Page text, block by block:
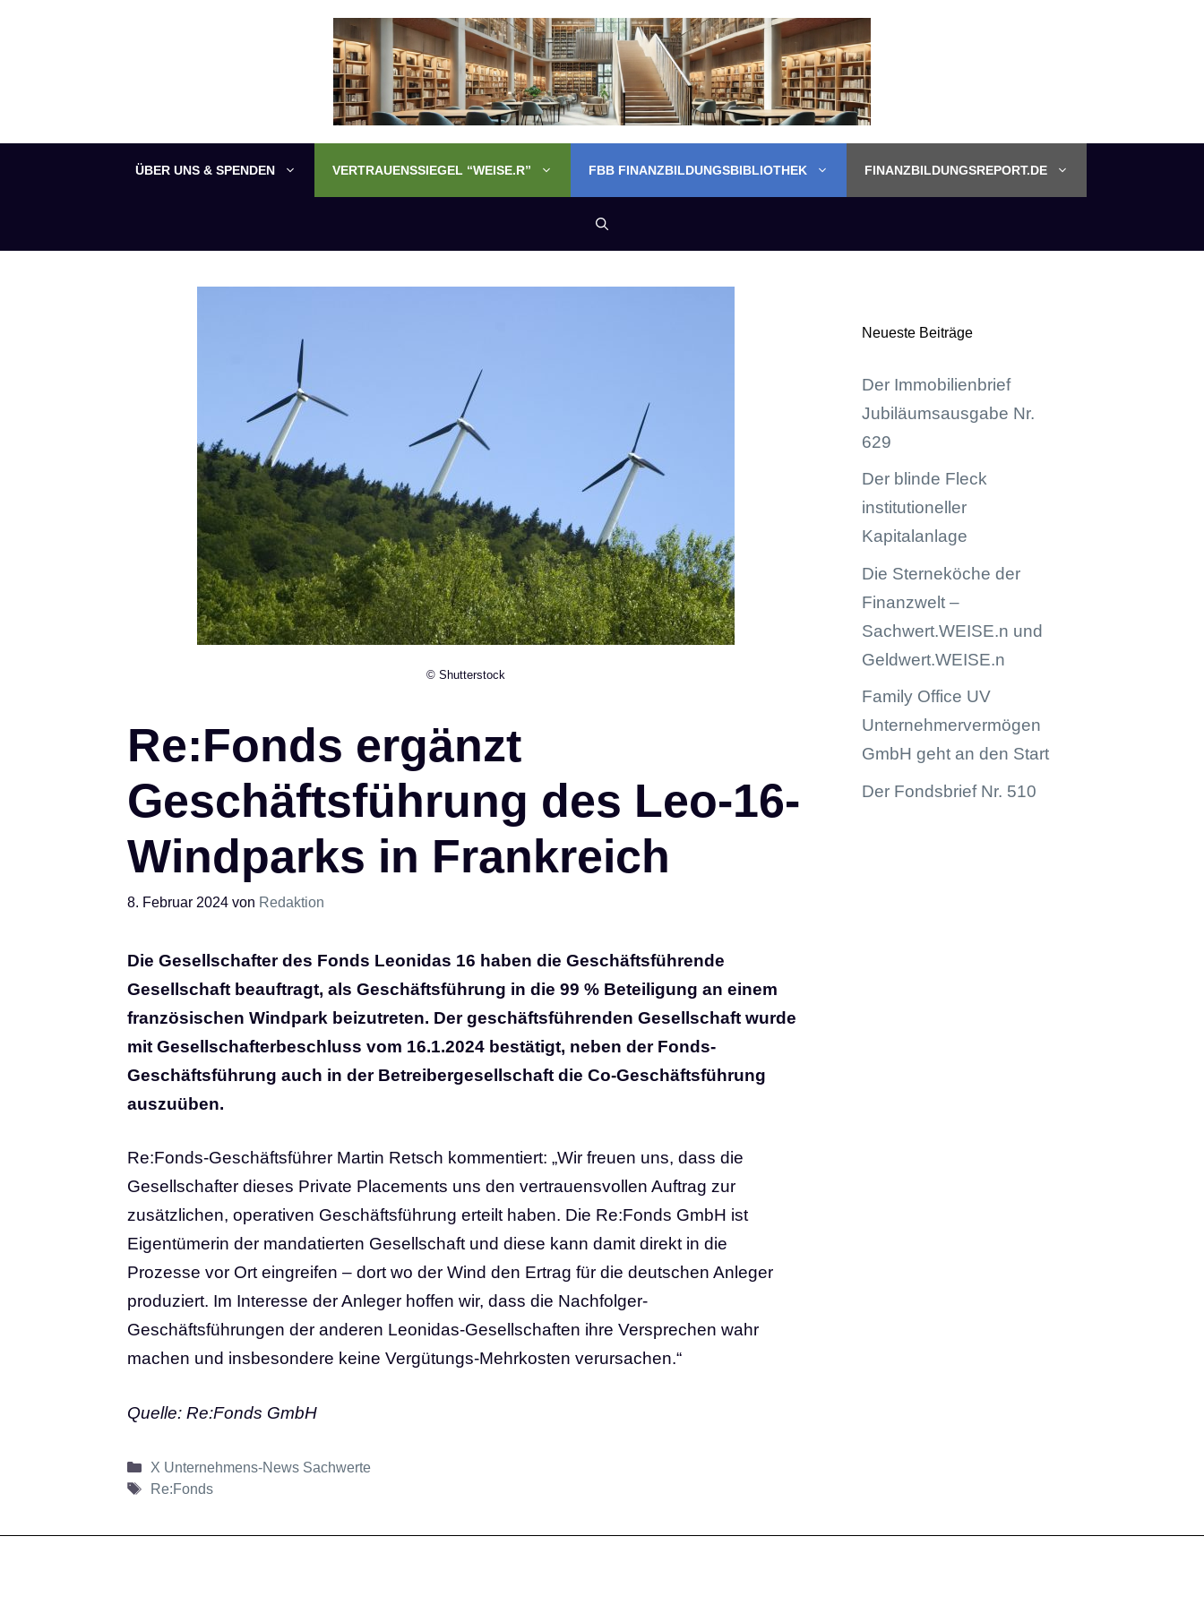
ÜBER UNS & SPENDEN VERTRAUENSSIEGEL “WEISE.R” FBB FINANZBILDUNGSBIBLIOTHEK FINANZBILDUNGSREPORT.DE
© Shutterstock
Re:Fonds ergänzt
Geschäftsführung des Leo-16-
Windparks in Frankreich
8. Februar 2024 von Redaktion
Die Gesellschafter des Fonds Leonidas 16 haben die Geschäftsführende
Gesellschaft beauftragt, als Geschäftsführung in die 99 % Beteiligung an einem
französischen Windpark beizutreten. Der geschäftsführenden Gesellschaft wurde
mit Gesellschafterbeschluss vom 16.1.2024 bestätigt, neben der Fonds-
Geschäftsführung auch in der Betreibergesellschaft die Co-Geschäftsführung
auszuüben.
Re:Fonds-Geschäftsführer Martin Retsch kommentiert: „Wir freuen uns, dass die
Gesellschafter dieses Private Placements uns den vertrauensvollen Auftrag zur
zusätzlichen, operativen Geschäftsführung erteilt haben. Die Re:Fonds GmbH ist
Eigentümerin der mandatierten Gesellschaft und diese kann damit direkt in die
Prozesse vor Ort eingreifen – dort wo der Wind den Ertrag für die deutschen Anleger
produziert. Im Interesse der Anleger hoffen wir, dass die Nachfolger-
Geschäftsführungen der anderen Leonidas-Gesellschaften ihre Versprechen wahr
machen und insbesondere keine Vergütungs-Mehrkosten verursachen.“
Quelle: Re:Fonds GmbH
Kategorien
X Unternehmens-News Sachwerte
Schlagwörter
Re:Fonds
Neueste Beiträge
Der Immobilienbrief
Jubiläumsausgabe Nr.
629
Der blinde Fleck
institutioneller
Kapitalanlage
Die Sterneköche der
Finanzwelt –
Sachwert.WEISE.n und
Geldwert.WEISE.n
Family Office UV
Unternehmervermögen
GmbH geht an den Start
Der Fondsbrief Nr. 510